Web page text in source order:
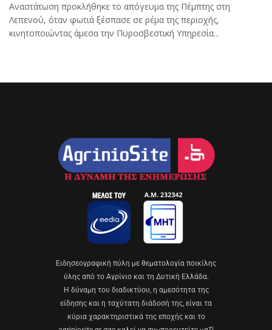
Αναστάτωση προκλήθηκε το απόγευμα της Πέμπτης στη
Λεπενού, όταν φωτιά ξέσπασε σε ρέμα της περιοχής,
κινητοποιώντας άμεσα την Πυροσβεστική Υπηρεσία...
Eιδησεογραφική πύλη με θεματολογία ποικίλης
ύλης από το Αγρίνιο και τη Δυτική Ελλάδα.
Η δύναμη του διαδικτύου, η αμεσότητα της
είδησης και η ταχύτατη διάδοσή της, είναι τα
κύρια χαρακτηριστικά της εποχής και το